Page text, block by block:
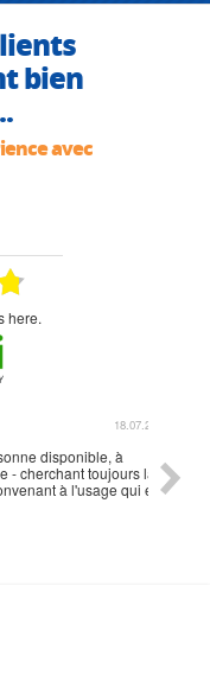
bien
avec
here.
18.07.2026
à
toujours la
à l'usage qui en